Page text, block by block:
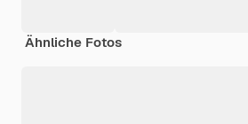
Ähnliche Fotos